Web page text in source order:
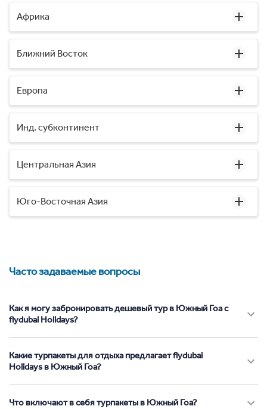
Африка
Ближний Восток
Европа
Инд. субконтинент
Центральная Азия
Юго-Восточная Азия
Часто задаваемые вопросы
Как я могу забронировать дешевый тур в Южный Гоа с
flydubai Holidays?
Какие турпакеты для отдыха предлагает flydubai
Holidays в Южный Гоа?
Что включают в себя турпакеты в Южный Гоа?